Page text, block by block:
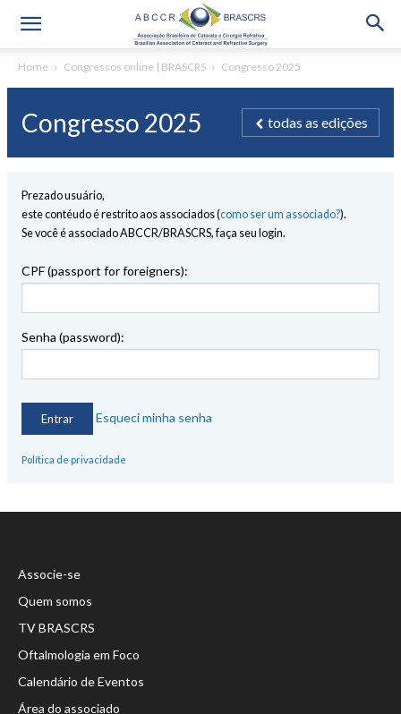
Home Congressos online | BRASCRS Congresso 2025
Congresso 2025 todas as edições
Prezado usuário,
este contéudo é restrito aos associados (como ser um associado?).
Se você é associado ABCCR/BRASCRS, faça seu login.
CPF (passport for foreigners):
Senha (password):
Esqueci minha senha
Política de privacidade
Associe-se
Quem somos
TV BRASCRS
Oftalmologia em Foco
Calendário de Eventos
Área do associado